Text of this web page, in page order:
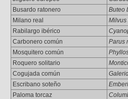
Busardo ratonero
Buteo
Milano real
Milvus
Rabilargo ibérico
Carbonero común
Parus
Mosquitero común
Roquero solitario
Cogujada común
Escribano soteño
Paloma torcaz